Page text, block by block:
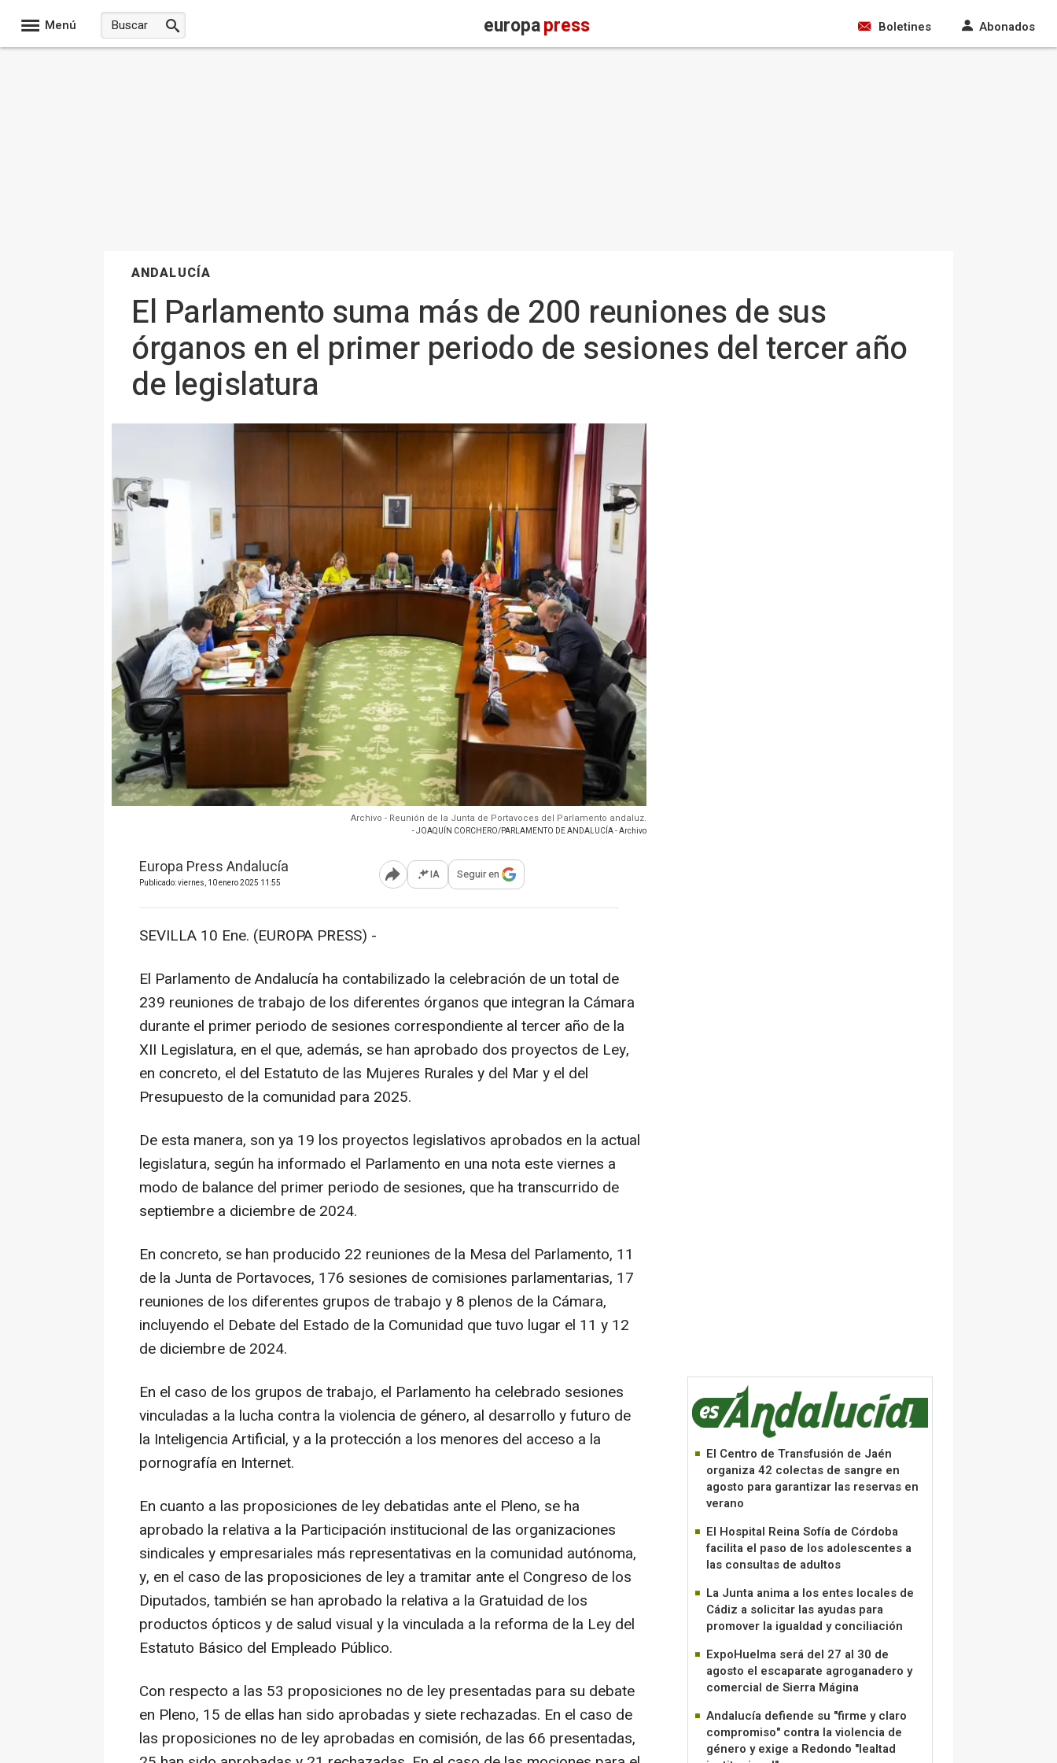
Menú europapress Boletines Abonados
ANDALUCÍA
El Parlamento suma más de 200 reuniones de sus
órganos en el primer periodo de sesiones del tercer año
de legislatura
Archivo - Reunión de la Junta de Portavoces del Parlamento andaluz.
- JOAQUÍN CORCHERO/PARLAMENTO DE ANDALUCÍA - Archivo
Europa Press Andalucía
Publicado: viernes, 10 enero 2025 11:55 Abrir opciones para compartir
IA Seguir en
SEVILLA 10 Ene. (EUROPA PRESS) -
El Parlamento de Andalucía ha contabilizado la celebración de un total de
239 reuniones de trabajo de los diferentes órganos que integran la Cámara
durante el primer periodo de sesiones correspondiente al tercer año de la
XII Legislatura, en el que, además, se han aprobado dos proyectos de Ley,
en concreto, el del Estatuto de las Mujeres Rurales y del Mar y el del
Presupuesto de la comunidad para 2025.
De esta manera, son ya 19 los proyectos legislativos aprobados en la actual
legislatura, según ha informado el Parlamento en una nota este viernes a
modo de balance del primer periodo de sesiones, que ha transcurrido de
septiembre a diciembre de 2024.
En concreto, se han producido 22 reuniones de la Mesa del Parlamento, 11
de la Junta de Portavoces, 176 sesiones de comisiones parlamentarias, 17
reuniones de los diferentes grupos de trabajo y 8 plenos de la Cámara,
incluyendo el Debate del Estado de la Comunidad que tuvo lugar el 11 y 12
de diciembre de 2024.
En el caso de los grupos de trabajo, el Parlamento ha celebrado sesiones
vinculadas a la lucha contra la violencia de género, al desarrollo y futuro de
la Inteligencia Artificial, y a la protección a los menores del acceso a la
pornografía en Internet.
En cuanto a las proposiciones de ley debatidas ante el Pleno, se ha
aprobado la relativa a la Participación institucional de las organizaciones
sindicales y empresariales más representativas en la comunidad autónoma,
y, en el caso de las proposiciones de ley a tramitar ante el Congreso de los
Diputados, también se han aprobado la relativa a la Gratuidad de los
productos ópticos y de salud visual y la vinculada a la reforma de la Ley del
Estatuto Básico del Empleado Público.
Con respecto a las 53 proposiciones no de ley presentadas para su debate
en Pleno, 15 de ellas han sido aprobadas y siete rechazadas. En el caso de
las proposiciones no de ley aprobadas en comisión, de las 66 presentadas,
El Centro de Transfusión de Jaén
organiza 42 colectas de sangre en
agosto para garantizar las reservas en
verano
El Hospital Reina Sofía de Córdoba
facilita el paso de los adolescentes a
las consultas de adultos
La Junta anima a los entes locales de
Cádiz a solicitar las ayudas para
promover la igualdad y conciliación
ExpoHuelma será del 27 al 30 de
agosto el escaparate agroganadero y
comercial de Sierra Mágina
Andalucía defiende su "firme y claro
compromiso" contra la violencia de
género y exige a Redondo "lealtad